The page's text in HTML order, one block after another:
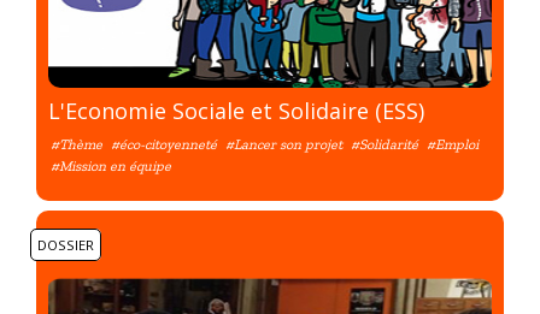
L'Economie Sociale et Solidaire (ESS)
#Thème #éco-citoyenneté #Lancer son projet #Solidarité #Emploi
#Mission en équipe
DOSSIER